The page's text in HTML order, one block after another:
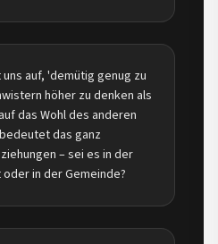
auf, 'demütig genug zu
höher zu denken als
das Wohl des anderen
das ganz
– sei es in der
in der Gemeinde?